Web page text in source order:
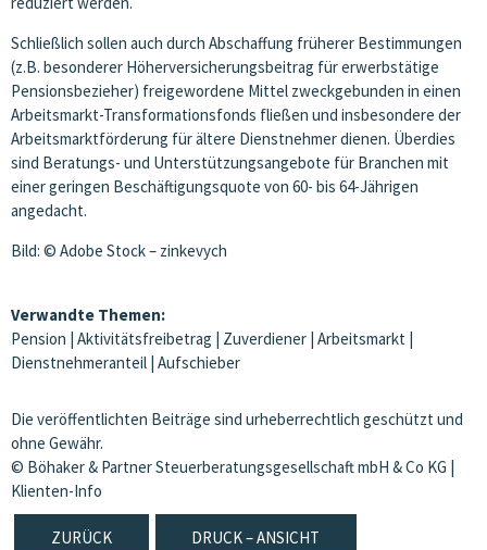
Schließlich sollen auch durch Abschaffung früherer Bestimmungen
(z.B. besonderer Höherversicherungsbeitrag für erwerbstätige
Pensionsbezieher) freigewordene Mittel zweckgebunden in einen
Arbeitsmarkt-Transformationsfonds fließen und insbesondere der
Arbeitsmarktförderung für ältere Dienstnehmer dienen. Überdies
sind Beratungs- und Unterstützungsangebote für Branchen mit
einer geringen Beschäftigungsquote von 60- bis 64-Jährigen
angedacht.
Bild: © Adobe Stock – zinkevych
Verwandte Themen:
Pension | Aktivitätsfreibetrag | Zuverdiener | Arbeitsmarkt |
Dienstnehmeranteil | Aufschieber
Die veröffentlichten Beiträge sind urheberrechtlich geschützt und
ohne Gewähr.
© Böhaker & Partner Steuerberatungsgesellschaft mbH & Co KG |
Klienten-Info
ZURÜCK DRUCK – ANSICHT